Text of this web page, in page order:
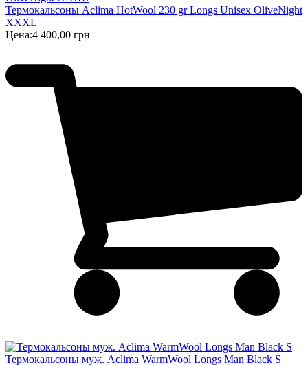
Термокальсоны Aclima HotWool 230 gr Longs Unisex OliveNight
XXXL
Цена:4 400,00 грн
Термокальсоны муж. Aclima WarmWool Longs Man Black S